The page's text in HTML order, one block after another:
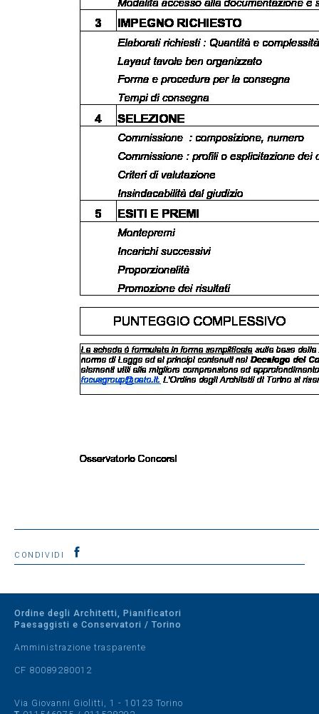
CONDIVIDI
Ordine degli Architetti, Pianificatori
Paesaggisti e Conservatori / Torino
Amministrazione trasparente
CF 80089280012
Via Giovanni Giolitti, 1 - 10123 Torino